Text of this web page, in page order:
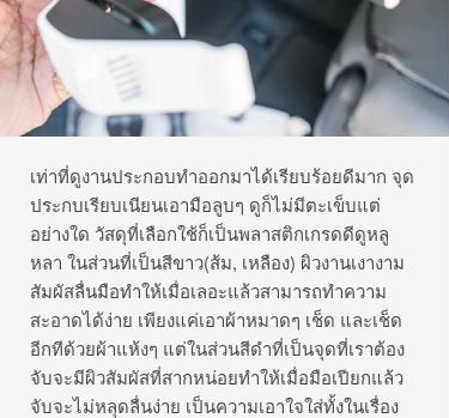
เท่าที่ดูงานประกอบทำออกมาได้เรียบร้อยดีมาก จุด
ประกบเรียบเนียนเอามือลูบๆ ดูก็ไม่มีตะเข็บแต่
อย่างใด วัสดุที่เลือกใช้ก็เป็นพลาสติกเกรดดีดูหลู
หลา ในส่วนที่เป็นสีขาว(ส้ม, เหลือง) ผิวงานเงางาม
สัมผัสลื่นมือทำให้เมื่อเลอะแล้วสามารถทำความ
สะอาดได้ง่าย เพียงแค่เอาผ้าหมาดๆ เช็ด และเช็ด
อีกทีด้วยผ้าแห้งๆ แต่ในส่วนสีดำที่เป็นจุดที่เราต้อง
จับจะมีผิวสัมผัสที่สากหน่อยทำให้เมื่อมือเปียกแล้ว
จับจะไม่หลุดลื่นง่าย เป็นความเอาใจใส่ทั้งในเรื่อง